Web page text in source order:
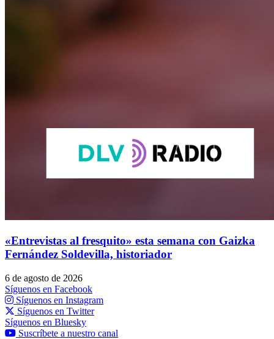
«Entrevistas al fresquito» esta semana con Gaizka
Fernández Soldevilla, historiador
6 de agosto de 2026
Síguenos en Facebook
Síguenos en Instagram
Síguenos en Twitter
Síguenos en Bluesky
Suscríbete a nuestro canal